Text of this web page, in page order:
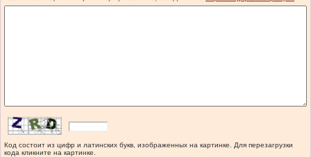
Код состоит из цифр и латинских букв, изображенных на картинке. Для перезагрузки
кода кликните на картинке.